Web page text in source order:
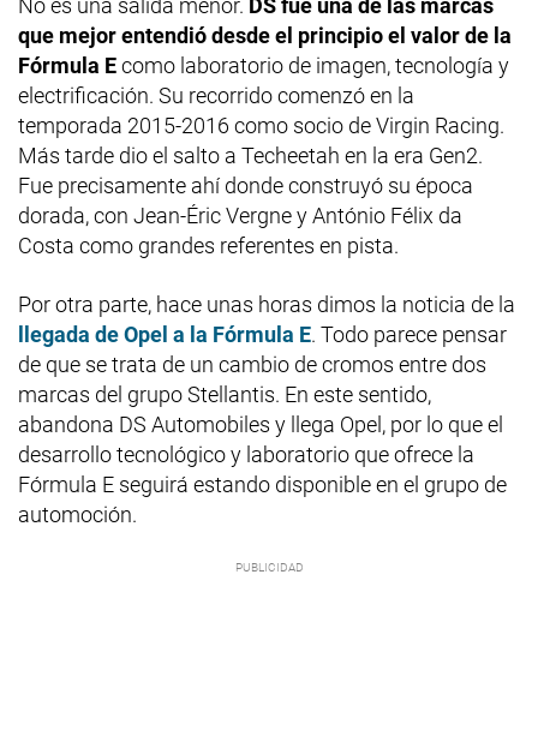
No es una salida menor. DS fue una de las marcas
que mejor entendió desde el principio el valor de la
Fórmula Ecomo laboratorio de imagen, tecnología y
electrificación. Su recorrido comenzó en la
temporada 2015-2016 como socio de Virgin Racing.
Más tarde dio el salto a Techeetah en la era Gen2.
Fue precisamente ahí donde construyó su época
dorada, con Jean-Éric Vergne y António Félix da
Costa como grandes referentes en pista.
Por otra parte, hace unas horas dimos la noticia de la
llegada de Opel a la Fórmula E. Todo parece pensar
de que se trata de un cambio de cromos entre dos
marcas del grupo Stellantis. En este sentido,
abandona DS Automobiles y llega Opel, por lo que el
desarrollo tecnológico y laboratorio que ofrece la
Fórmula E seguirá estando disponible en el grupo de
automoción.